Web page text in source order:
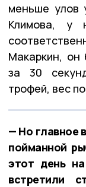
меньше улов
Климова, у
Макаркин, он
за 30
трофей, вес
— Но главное
пойманной
этот день
встретили